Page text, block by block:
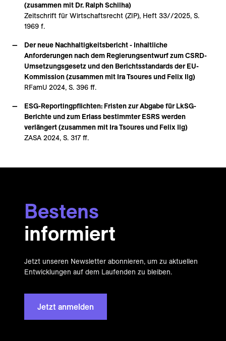
(zusammen mit Dr. Ralph Schilha)
Zeitschrift für Wirtschaftsrecht (ZIP), Heft 33//2025, S.
1969 f.
Der neue Nachhaltigkeitsbericht - Inhaltliche
Anforderungen nach dem Regierungsentwurf zum CSRD-
Umsetzungsgesetz und den Berichtsstandards der EU-
Kommission (zusammen mit Ira Tsoures und Felix Ilg)
RFamU 2024, S. 396 ff.
ESG-Reportingpflichten: Fristen zur Abgabe für LkSG-
Berichte und zum Erlass bestimmter ESRS werden
verlängert (zusammen mit Ira Tsoures und Felix Ilg)
ZASA 2024, S. 317 ff.
Bestens
informiert
Jetzt unseren Newsletter abonnieren, um zu aktuellen
Entwicklungen auf dem Laufenden zu bleiben.
Jetzt anmelden